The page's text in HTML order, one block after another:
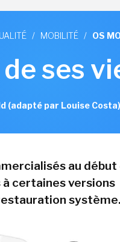
/ MOBILITÉ / OS
ses
(adapté par Louise Costa)
au début
certaines versions
système.